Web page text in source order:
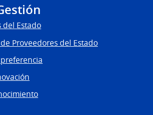
del Estado
Proveedores del Estado